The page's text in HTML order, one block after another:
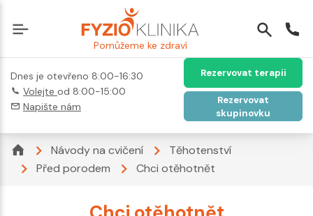
Pomůžeme ke zdraví
Dnes je otevřeno 8:00-16:30
Volejte od 8:00-15:00
Napište nám
Rezervovat terapii
Rezervovat
skupinovku
Návody na cvičení
Těhotenství
Před porodem
Chci otěhotnět